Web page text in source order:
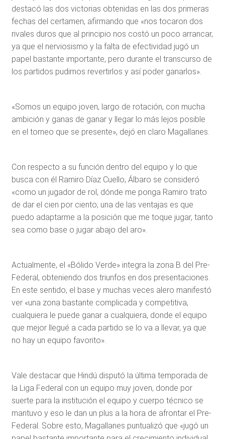
destacó las dos victorias obtenidas en las dos primeras
fechas del certamen, afirmando que «nos tocaron dos
rivales duros que al principio nos costó un poco arrancar,
ya que el nerviosismo y la falta de efectividad jugó un
papel bastante importante, pero durante el transcurso de
los partidos pudimos revertirlos y así poder ganarlos».
«Somos un equipo joven, largo de rotación, con mucha
ambición y ganas de ganar y llegar lo más lejos posible
en el torneo que se presente», dejó en claro Magallanes.
Con respecto a su función dentro del equipo y lo que
busca con él Ramiro Díaz Cuello, Álbaro se consideró
«como un jugador de rol, dónde me ponga Ramiro trato
de dar el cien por ciento; una de las ventajas es que
puedo adaptarme a la posición que me toque jugar, tanto
sea como base o jugar abajo del aro».
Actualmente, el «Bólido Verde» integra la zona B del Pre-
Federal, obteniendo dos triunfos en dos presentaciones.
En este sentido, el base y muchas veces alero manifestó
ver «una zona bastante complicada y competitiva,
cualquiera le puede ganar a cualquiera, donde el equipo
que mejor llegué a cada partido se lo va a llevar, ya que
no hay un equipo favorito».
Vale destacar que Hindú disputó la última temporada de
la Liga Federal con un equipo muy joven, donde por
suerte para la institución el equipo y cuerpo técnico se
mantuvo y eso le dan un plus a la hora de afrontar el Pre-
Federal. Sobre esto, Magallanes puntualizó que «jugó un